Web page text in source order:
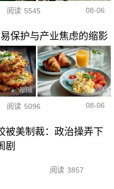
阅读 5545 08-06
保护与产业焦虑的缩影
阅读 5096 08-06
被美制裁：政治操弄下
剧
阅读 3857